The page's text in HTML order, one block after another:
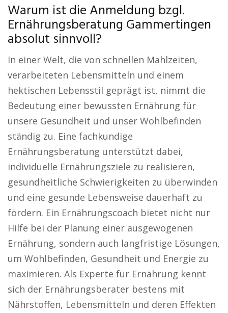
Warum ist die Anmeldung bzgl.
Ernährungsberatung Gammertingen
absolut sinnvoll?
In einer Welt, die von schnellen Mahlzeiten,
verarbeiteten Lebensmitteln und einem
hektischen Lebensstil geprägt ist, nimmt die
Bedeutung einer bewussten Ernährung für
unsere Gesundheit und unser Wohlbefinden
ständig zu. Eine fachkundige
Ernährungsberatung unterstützt dabei,
individuelle Ernährungsziele zu realisieren,
gesundheitliche Schwierigkeiten zu überwinden
und eine gesunde Lebensweise dauerhaft zu
fördern. Ein Ernährungscoach bietet nicht nur
Hilfe bei der Planung einer ausgewogenen
Ernährung, sondern auch langfristige Lösungen,
um Wohlbefinden, Gesundheit und Energie zu
maximieren. Als Experte für Ernährung kennt
sich der Ernährungsberater bestens mit
Nährstoffen, Lebensmitteln und deren Effekten